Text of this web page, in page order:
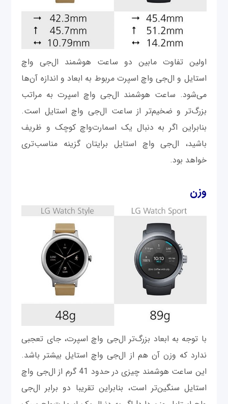
اولین تفاوت مابین دو ساعت هوشمند ال‌جی واچ
استایل و ال‌جی واچ اسپرت مربوط به ابعاد و اندازه آن‌ها
می‌شود. ساعت هوشمند ال‌جی واچ اسپرت به مراتب
بزرگ‌تر و ضخیم‌تر از ساعت ال‌جی واچ استایل است.
بنابراین اگر به دنبال یک اسمارت‌واچ کوچک و ظریف‌
باشید، ال‌جی واچ استایل برایتان گزینه مناسب‌تری
خواهد بود.
وزن
با توجه به ابعاد بزرگ‌تر ال‌جی واچ اسپرت، جای تعجبی
ندارد که وزن آن هم از ال‌جی واچ استایل بیشتر باشد.
این ساعت هوشمند چیزی در حدود 41 گرم از ال‌جی واچ
استایل سنگین‌تر است، بنابراین تقریبا دو برابر ال‌جی